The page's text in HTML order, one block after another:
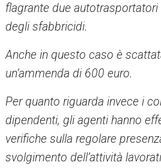
flagrante due
degli sfabbricidi.
Anche in questo caso è
un’ammenda di 600 euro.
Per quanto riguarda invece i
dipendenti, gli agenti hanno
verifiche sulla regolare
svolgimento dell’attività